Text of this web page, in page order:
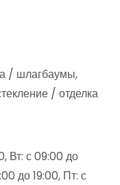
/ шлагбаумы,
/ отделка
Вт: с 09:00 до
до 19:00, Пт: с